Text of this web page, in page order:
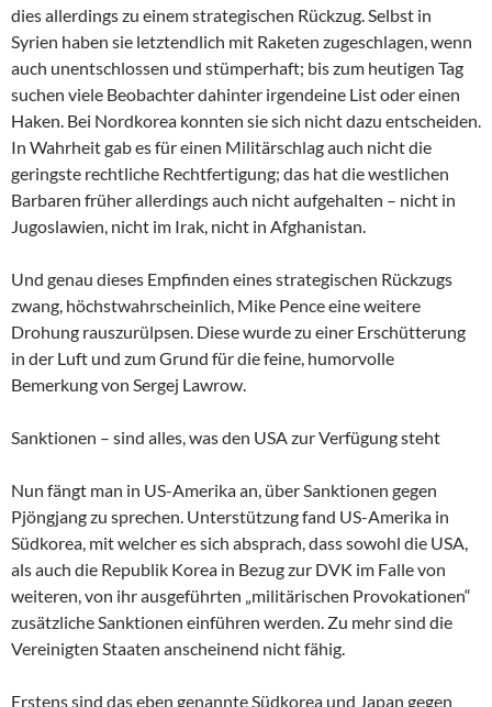
dies allerdings zu einem strategischen Rückzug. Selbst in
Syrien haben sie letztendlich mit Raketen zugeschlagen, wenn
auch unentschlossen und stümperhaft; bis zum heutigen Tag
suchen viele Beobachter dahinter irgendeine List oder einen
Haken. Bei Nordkorea konnten sie sich nicht dazu entscheiden.
In Wahrheit gab es für einen Militärschlag auch nicht die
geringste rechtliche Rechtfertigung; das hat die westlichen
Barbaren früher allerdings auch nicht aufgehalten – nicht in
Jugoslawien, nicht im Irak, nicht in Afghanistan.
Und genau dieses Empfinden eines strategischen Rückzugs
zwang, höchstwahrscheinlich, Mike Pence eine weitere
Drohung rauszurülpsen. Diese wurde zu einer Erschütterung
in der Luft und zum Grund für die feine, humorvolle
Bemerkung von Sergej Lawrow.
Sanktionen – sind alles, was den USA zur Verfügung steht
Nun fängt man in US-Amerika an, über Sanktionen gegen
Pjöngjang zu sprechen. Unterstützung fand US-Amerika in
Südkorea, mit welcher es sich absprach, dass sowohl die USA,
als auch die Republik Korea in Bezug zur DVK im Falle von
weiteren, von ihr ausgeführten „militärischen Provokationen“
zusätzliche Sanktionen einführen werden. Zu mehr sind die
Vereinigten Staaten anscheinend nicht fähig.
Erstens sind das eben genannte Südkorea und Japan gegen